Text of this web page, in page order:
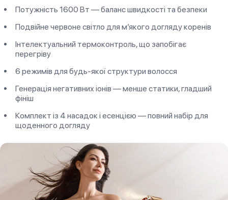
Потужність 1600 Вт — баланс швидкості та безпеки
Подвійне червоне світло для м’якого догляду коренів
Інтелектуальний термоконтроль, що запобігає
перегріву
6 режимів для будь-якої структури волосся
Генерація негативних іонів — менше статики, гладший
фініш
Комплект із 4 насадок і есенцією — повний набір для
щоденного догляду